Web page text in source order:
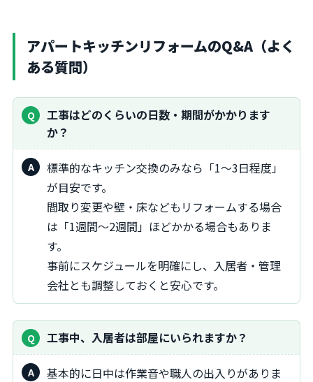
アパートキッチンリフォームのQ&A（よく
ある質問）
工事はどのくらいの日数・期間がかかります
か？
標準的なキッチン交換のみなら「1～3日程度」
が目安です。
間取り変更や壁・床などもリフォームする場合
は「1週間～2週間」ほどかかる場合もありま
す。
事前にスケジュールを明確にし、入居者・管理
会社とも調整しておくと安心です。
工事中、入居者は部屋にいられますか？
基本的に日中は作業音や職人の出入りがありま